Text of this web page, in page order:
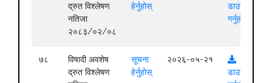
द्रुत विश्लेषण
नतिजा
२०८३/०२/०८
हेर्नुहोस्
डाउनलोड
गर्नुहोस्
७८
विषादी अवशेष
द्रुत विश्लेषण
सूचना
हेर्नुहोस्
२०२६-०५-२१
डाउनलोड